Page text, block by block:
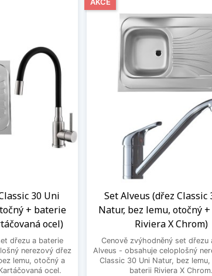
30 Uni
+ baterie
ocel)
dřezu a baterie
nerezový dřez
lemu, otočný a
ocel.
Set Alveus (dřez Classic
Natur, bez lemu, otočný
Riviera X Chrom)
Cenově zvýhodněný set dřezu
Alveus - obsahuje celoplošný
Classic 30 Uni Natur, bez
baterii Riviera X Chrom.